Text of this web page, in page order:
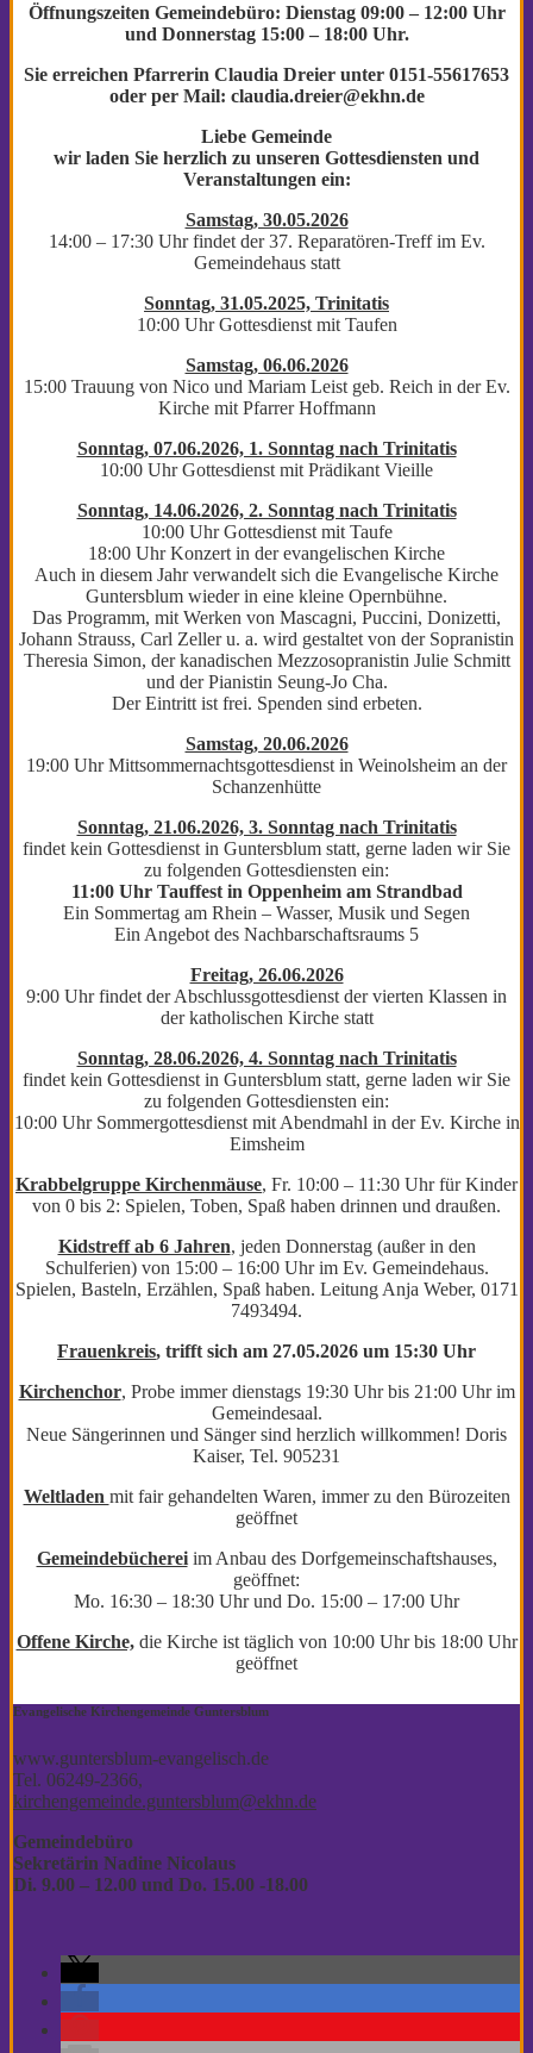
Öffnungszeiten Gemeindebüro: Dienstag 09:00 – 12:00 Uhr
und Donnerstag 15:00 – 18:00 Uhr.
Sie erreichen Pfarrerin Claudia Dreier unter 0151-55617653
oder per Mail: claudia.dreier@ekhn.de
Liebe Gemeinde
wir laden Sie herzlich zu unseren Gottesdiensten und
Veranstaltungen ein:
Samstag, 30.05.2026
14:00 – 17:30 Uhr findet der 37. Reparatören-Treff im Ev.
Gemeindehaus statt
Sonntag, 31.05.2025, Trinitatis
10:00 Uhr Gottesdienst mit Taufen
Samstag, 06.06.2026
15:00 Trauung von Nico und Mariam Leist geb. Reich in der Ev.
Kirche mit Pfarrer Hoffmann
Sonntag, 07.06.2026, 1. Sonntag nach Trinitatis
10:00 Uhr Gottesdienst mit Prädikant Vieille
Sonntag, 14.06.2026, 2. Sonntag nach Trinitatis
10:00 Uhr Gottesdienst mit Taufe
18:00 Uhr Konzert in der evangelischen Kirche
Auch in diesem Jahr verwandelt sich die Evangelische Kirche
Guntersblum wieder in eine kleine Opernbühne.
Das Programm, mit Werken von Mascagni, Puccini, Donizetti,
Johann Strauss, Carl Zeller u. a. wird gestaltet von der Sopranistin
Theresia Simon, der kanadischen Mezzosopranistin Julie Schmitt
und der Pianistin Seung-Jo Cha.
Der Eintritt ist frei. Spenden sind erbeten.
Samstag, 20.06.2026
19:00 Uhr Mittsommernachtsgottesdienst in Weinolsheim an der
Schanzenhütte
Sonntag, 21.06.2026, 3. Sonntag nach Trinitatis
findet kein Gottesdienst in Guntersblum statt, gerne laden wir Sie
zu folgenden Gottesdiensten ein:
11:00 Uhr Tauffest in Oppenheim am Strandbad
Ein Sommertag am Rhein – Wasser, Musik und Segen
Ein Angebot des Nachbarschaftsraums 5
Freitag, 26.06.2026
9:00 Uhr findet der Abschlussgottesdienst der vierten Klassen in
der katholischen Kirche statt
Sonntag, 28.06.2026, 4. Sonntag nach Trinitatis
findet kein Gottesdienst in Guntersblum statt, gerne laden wir Sie
zu folgenden Gottesdiensten ein:
10:00 Uhr Sommergottesdienst mit Abendmahl in der Ev. Kirche in
Eimsheim
Krabbelgruppe Kirchenmäuse, Fr. 10:00 – 11:30 Uhr für Kinder
von 0 bis 2: Spielen, Toben, Spaß haben drinnen und draußen.
Kidstreff ab 6 Jahren, jeden Donnerstag (außer in den
Schulferien) von 15:00 – 16:00 Uhr im Ev. Gemeindehaus.
Spielen, Basteln, Erzählen, Spaß haben. Leitung Anja Weber, 0171
7493494.
Frauenkreis, trifft sich am 27.05.2026 um 15:30 Uhr
Kirchenchor, Probe immer dienstags 19:30 Uhr bis 21:00 Uhr im
Gemeindesaal.
Neue Sängerinnen und Sänger sind herzlich willkommen! Doris
Kaiser, Tel. 905231
Weltladen mit fair gehandelten Waren, immer zu den Bürozeiten
geöffnet
Gemeindebüchereiim Anbau des Dorfgemeinschaftshauses,
geöffnet:
Mo. 16:30 – 18:30 Uhr und Do. 15:00 – 17:00 Uhr
Offene Kirche,die Kirche ist täglich von 10:00 Uhr bis 18:00 Uhr
geöffnet
Evangelische Kirchengemeinde Guntersblum
www.guntersblum-evangelisch.de
Tel. 06249-2366,
kirchengemeinde.guntersblum@ekhn.de
Gemeindebüro
Sekretärin Nadine Nicolaus
Di. 9.00 – 12.00 und Do. 15.00 -18.00